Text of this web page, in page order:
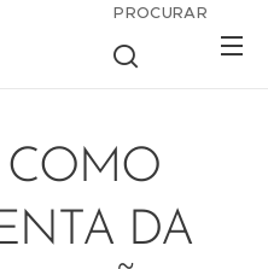
PROCURAR
COMO
DA